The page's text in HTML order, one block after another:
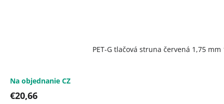
PET-G tlačová struna červená 1,75 mm
Na objednanie CZ
€20,66